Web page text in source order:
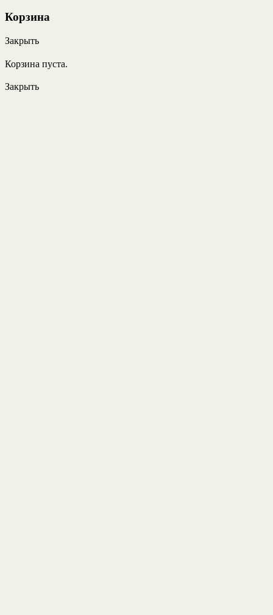
Корзина
Закрыть
Корзина пуста.
Закрыть